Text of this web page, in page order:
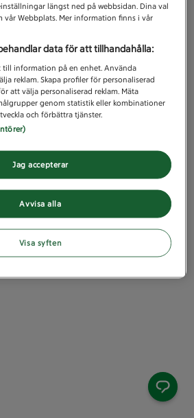
längst ned på webbsidan. Dina val
vår Webbplats. Mer information finns i vår
data för att tillhandahålla:
till information på en enhet. Använda
reklam. Skapa profiler för personaliserad
att välja personaliserad reklam. Mäta
genom statistik eller kombinationer
och förbättra tjänster.
Avvisa alla
Jag accepterar
Visa syften